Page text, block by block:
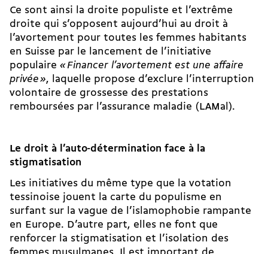
Ce sont ainsi la droite populiste et l’extrême
droite qui s’opposent aujourd’hui au droit à
l’avortement pour toutes les femmes habitants
en Suisse par le lancement de l’initiative
populaire «Financer l’avortement est une affaire
privée», laquelle propose d’exclure l’interruption
volontaire de grossesse des prestations
remboursées par l’assurance maladie (LAMal).
Le droit à l’auto-détermination face à la
stigmatisation
Les initiatives du même type que la votation
tessinoise jouent la carte du populisme en
surfant sur la vague de l’islamophobie rampante
en Europe. D’autre part, elles ne font que
renforcer la stigmatisation et l’isolation des